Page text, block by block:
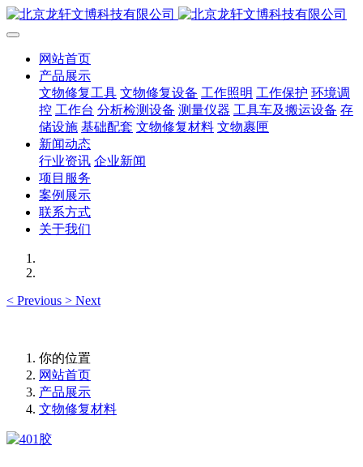
网站首页
产品展示
文物修复工具 文物修复设备 工作照明 工作保护 环境调
控 工作台 分析检测设备 测量仪器 工具车及搬运设备 存
储设施 基础配套 文物修复材料 文物裹匣
新闻动态
行业资讯 企业新闻
项目服务
案例展示
联系方式
关于我们
< Previous > Next
你的位置
网站首页
产品展示
文物修复材料